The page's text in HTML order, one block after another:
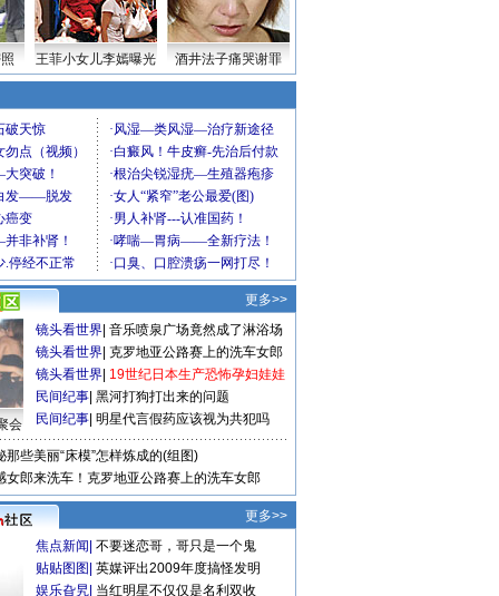
王菲小女儿李嫣曝光 酒井法子痛哭谢罪
更多>>
会
镜头看世界 音乐喷泉广场竟然成了淋浴场
镜头看世界 克罗地亚公路赛上的洗车女郎
镜头看世界 19世纪日本生产恐怖孕妇娃娃
民间纪事 黑河打狗打出来的问题
民间纪事 明星代言假药应该视为共犯吗
那些美丽“床模”怎样炼成的(组图)
女郎来洗车！克罗地亚公路赛上的洗车女郎
更多>>
焦点新闻 不要迷恋哥，哥只是一个鬼
贴贴图图 英媒评出2009年度搞怪发明
娱乐旮旯 当红明星不仅仅是名利双收